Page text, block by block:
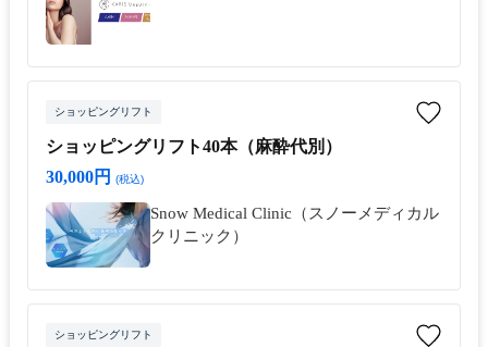
ショッピングリフト
ショッピングリフト40本（麻酔代別）
30,000円
(税込)
Snow Medical Clinic（スノーメディカル
クリニック）
ショッピングリフト